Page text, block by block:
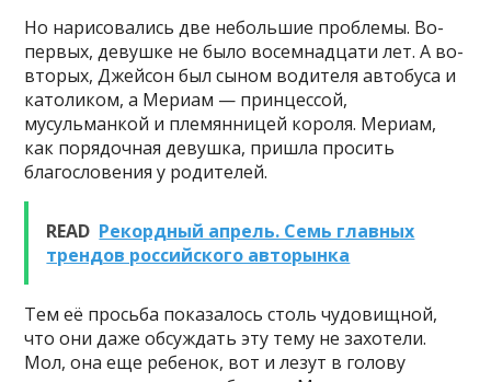
Но нарисовались две небольшие проблемы. Во-
первых, девушке не было восемнадцати лет. А во-
вторых, Джейсон был сыном водителя автобуса и
католиком, а Мериам — принцессой,
мусульманкой и племянницей короля. Мериам,
как порядочная девушка, пришла просить
благословения у родителей.
READ Рекордный апрель. Семь главных
трендов российского авторынка
Тем её просьба показалось столь чудовищной,
что они даже обсуждать эту тему не захотели.
Мол, она еще ребенок, вот и лезут в голову